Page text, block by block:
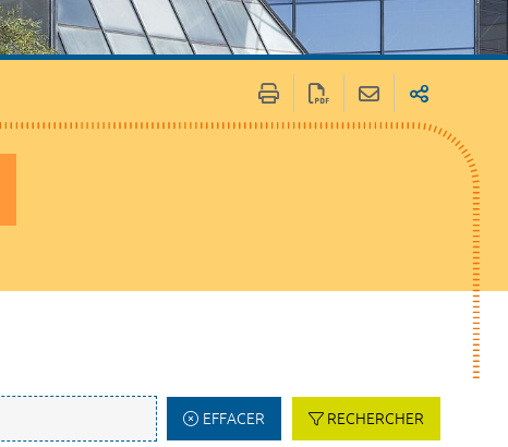
EFFACER RECHERCHER